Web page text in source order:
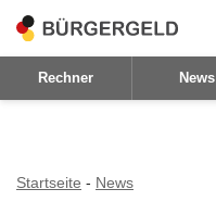
Zum
Inhalt
Rechner News
Startseite - News